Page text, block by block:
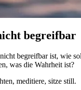
begreifbar
begreifbar ist, wie
was die Wahrheit ist?
meditiere, sitze still.